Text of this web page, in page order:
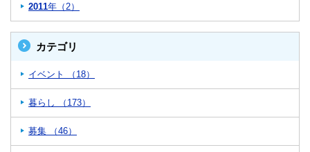
2011年（2）
カテゴリ
イベント （18）
暮らし （173）
募集 （46）